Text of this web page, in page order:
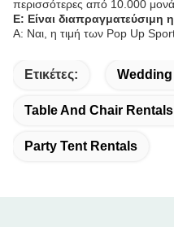
περισσότερες από 10.000
Ε: Είναι διαπραγματεύσιμη
Α: Ναι, η τιμή των Pop Up
Ετικέτες: Wedding
Table And Chair Rentals
Party Tent Rentals